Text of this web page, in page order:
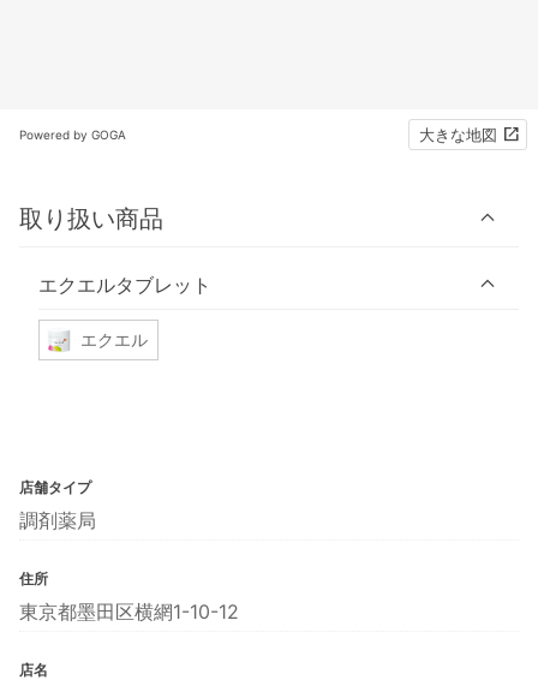
Powered by GOGA 大きな地図
取り扱い商品
エクエルタブレット
エクエル
店舗タイプ
調剤薬局
住所
東京都墨田区横網1-10-12
店名